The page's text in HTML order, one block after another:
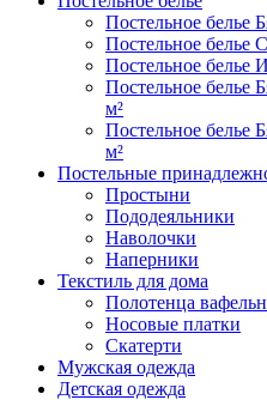
Постельное белье
Постельное белье
Постельное белье
Постельное белье
м²
Постельное белье
м²
Постельные
Простыни
Пододеяльники
Наволочки
Наперники
Текстиль для дома
Полотенца
Носовые платки
Скатерти
Мужская одежда
Детская одежда